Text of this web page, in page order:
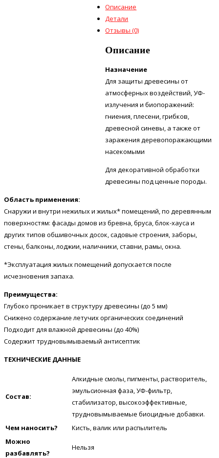
Описание
Детали
Отзывы (0)
Описание
Назначение
Для защиты древесины от
атмосферных воздействий, УФ-
излучения и биопоражений:
гниения, плесени, грибков,
древесной синевы, а также от
заражения деревопоражающими
насекомыми
Для декоративной обработки
древесины под ценные породы.
Область применения:
Снаружи и внутри нежилых и жилых* помещений, по деревянным
поверхностям: фасады домов из бревна, бруса, блок-хауса и
других типов обшивочных досок, садовые строения, заборы,
стены, балконы, лоджии, наличники, ставни, рамы, окна.
*Эксплуатация жилых помещений допускается после
исчезновения запаха.
Преимущества:
Глубоко проникает в структуру древесины (до 5 мм)
Снижено содержание летучих органических соединений
Подходит для влажной древесины (до 40%)
Содержит трудновымываемый антисептик
ТЕХНИЧЕСКИЕ ДАННЫЕ
Состав:
Алкидные смолы, пигменты, растворитель,
эмульсионная фаза, УФ-фильтр,
стабилизатор, высокоэффективные,
трудновымываемые биоцидные добавки.
Чем наносить?
Кисть, валик или распылитель
Можно
разбавлять?
Нельзя